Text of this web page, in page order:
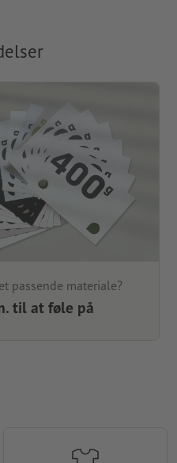
passende materiale?
til at føle på